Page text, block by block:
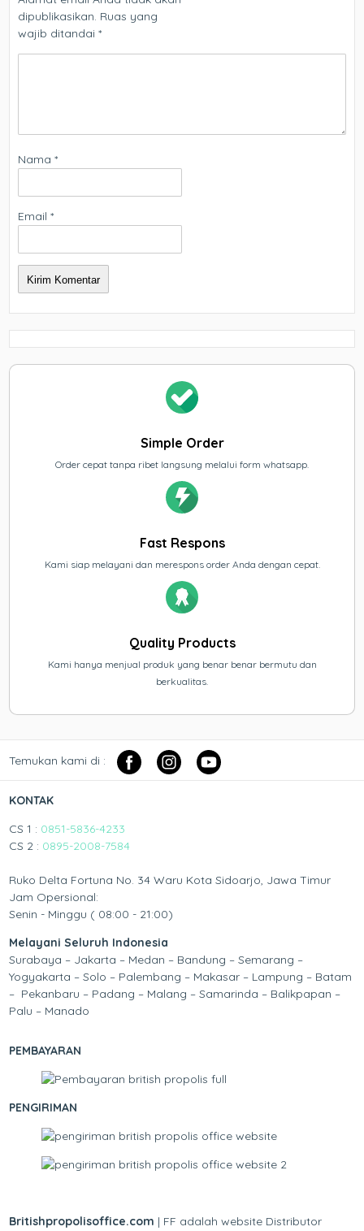
dipublikasikan. Ruas yang
wajib ditandai*
Nama*
Email*
Simple Order
Order cepat tanpa ribet langsung melalui form whatsapp.
Fast Respons
Kami siap melayani dan merespons order Anda dengan cepat.
Quality Products
Kami hanya menjual produk yang benar benar bermutu dan
berkualitas.
Temukan kami di :
KONTAK
CS 1 : 0851-5836-4233
CS 2 : 0895-2008-7584
Ruko Delta Fortuna No. 34 Waru Kota Sidoarjo, Jawa Timur
Jam Opersional:
Senin - Minggu ( 08:00 - 21:00)
Melayani Seluruh Indonesia
Surabaya – Jakarta – Medan – Bandung – Semarang –
Yogyakarta – Solo – Palembang – Makasar – Lampung – Batam
– Pekanbaru – Padang – Malang – Samarinda – Balikpapan –
Palu – Manado
PEMBAYARAN
PENGIRIMAN
Britishpropolisoffice.com | FF adalah website Distributor